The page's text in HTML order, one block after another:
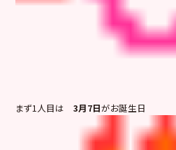
まず1人目は3月7日がお誕生日